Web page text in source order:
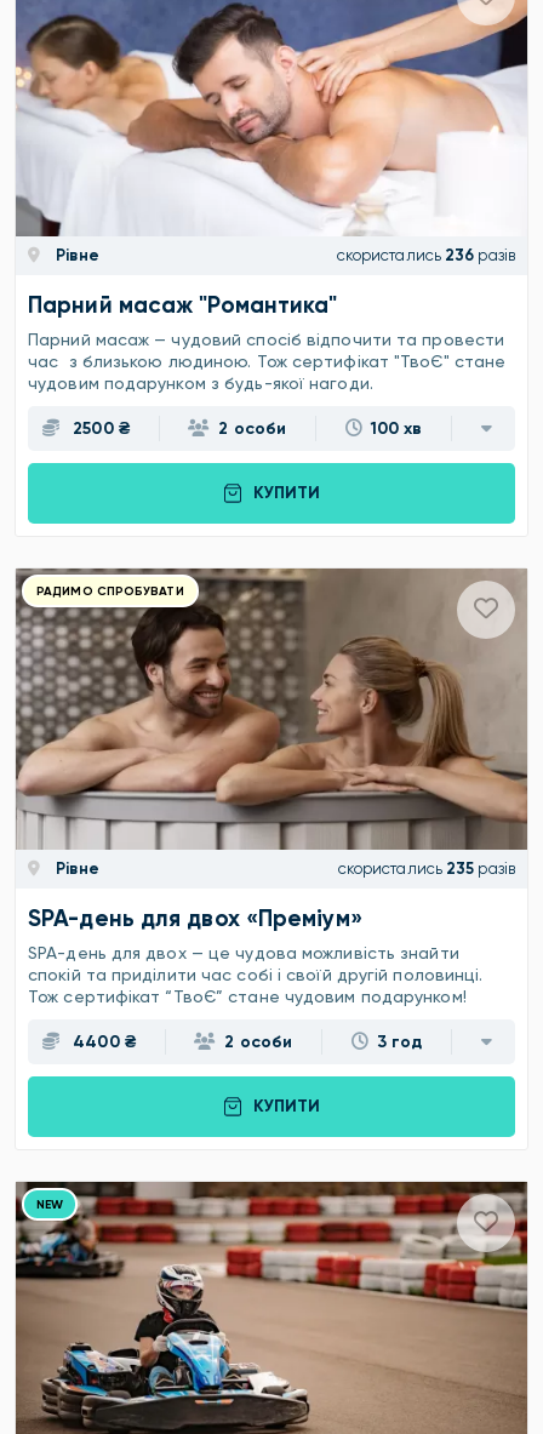
Рівне скористались 236 разів
Парний масаж "Романтика"
Парний масаж — чудовий спосіб відпочити та провести
час з близькою людиною. Тож сертифікат "ТвоЄ" стане
чудовим подарунком з будь-якої нагоди.
2500 ₴ 2 особи 100 хв
КУПИТИ
РАДИМО СПРОБУВАТИ
Рівне скористались 235 разів
SPA-день для двох «Преміум»
SPA-день для двох — це чудова можливість знайти
спокій та приділити час собі і своїй другій половинці.
Тож сертифікат “ТвоЄ” стане чудовим подарунком!
4400 ₴ 2 особи 3 год
КУПИТИ
NEW